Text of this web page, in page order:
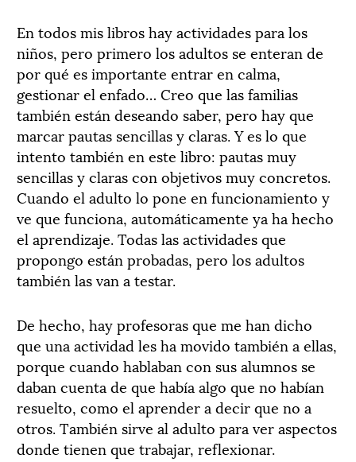
En todos mis libros hay actividades para los
niños, pero primero los adultos se enteran de
por qué es importante entrar en calma,
gestionar el enfado… Creo que las familias
también están deseando saber, pero hay que
marcar pautas sencillas y claras. Y es lo que
intento también en este libro: pautas muy
sencillas y claras con objetivos muy concretos.
Cuando el adulto lo pone en funcionamiento y
ve que funciona, automáticamente ya ha hecho
el aprendizaje. Todas las actividades que
propongo están probadas, pero los adultos
también las van a testar.
De hecho, hay profesoras que me han dicho
que una actividad les ha movido también a ellas,
porque cuando hablaban con sus alumnos se
daban cuenta de que había algo que no habían
resuelto, como el aprender a decir que no a
otros. También sirve al adulto para ver aspectos
donde tienen que trabajar, reflexionar.